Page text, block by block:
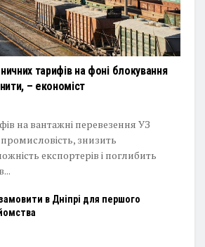
тарифів на фоні блокування
– економіст
на вантажні перевезення УЗ
знизить
експортерів і поглибить
в Дніпрі для першого